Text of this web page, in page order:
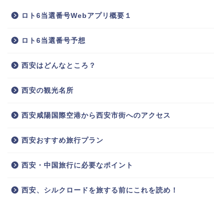
ロト6当選番号Webアプリ概要１
ロト6当選番号予想
西安はどんなところ？
西安の観光名所
西安咸陽国際空港から西安市街へのアクセス
西安おすすめ旅行プラン
西安・中国旅行に必要なポイント
西安、シルクロードを旅する前にこれを読め！